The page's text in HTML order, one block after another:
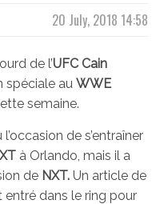
20 July, 2018 14:58
de l’UFC Cain
spéciale au WWE
semaine.
de s’entraîner
à Orlando, mais il a
de NXT. Un article de
entré dans le ring pour